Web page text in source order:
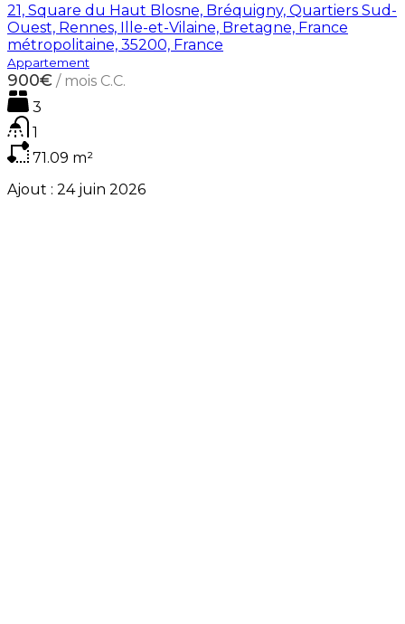
21, Square du Haut Blosne, Bréquigny, Quartiers Sud-
Ouest, Rennes, Ille-et-Vilaine, Bretagne, France
métropolitaine, 35200, France
Appartement
900€ / mois C.C.
3
1
71.09 m²
Ajout : 24 juin 2026